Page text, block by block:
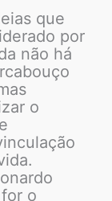
que
por
não há
o
o